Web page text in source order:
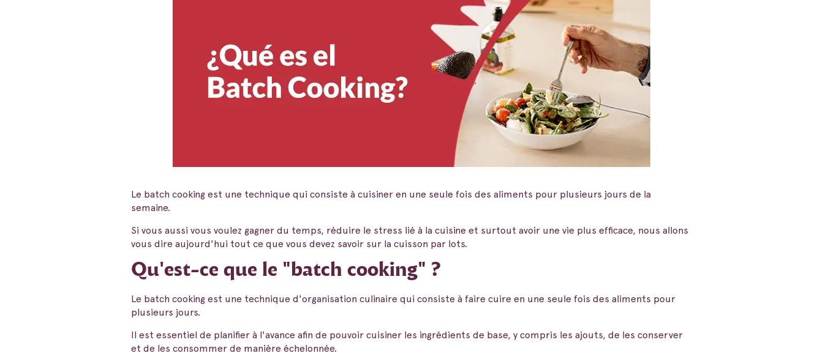
Le batch cooking est une technique qui consiste à cuisiner en une seule fois des aliments pour plusieurs jours de la
semaine.
Si vous aussi vous voulez gagner du temps, réduire le stress lié à la cuisine et surtout avoir une vie plus efficace, nous allons
vous dire aujourd'hui tout ce que vous devez savoir sur la cuisson par lots.
Qu'est-ce que le "batch cooking" ?
Le batch cooking est une technique d'organisation culinaire qui consiste à faire cuire en une seule fois des aliments pour
plusieurs jours.
Il est essentiel de planifier à l'avance afin de pouvoir cuisiner les ingrédients de base, y compris les ajouts, de les conserver
et de les consommer de manière échelonnée.